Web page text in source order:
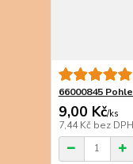
66000845
9,00 Kč/ks
7,44 Kč bez DPH